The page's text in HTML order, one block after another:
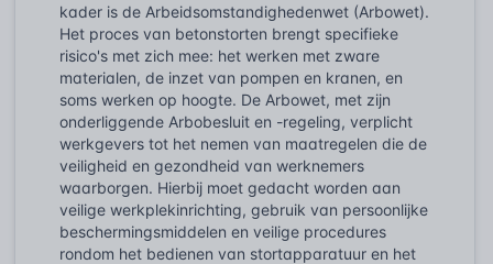
kader is de Arbeidsomstandighedenwet (Arbowet).
Het proces van betonstorten brengt specifieke
risico's met zich mee: het werken met zware
materialen, de inzet van pompen en kranen, en
soms werken op hoogte. De Arbowet, met zijn
onderliggende Arbobesluit en -regeling, verplicht
werkgevers tot het nemen van maatregelen die de
veiligheid en gezondheid van werknemers
waarborgen. Hierbij moet gedacht worden aan
veilige werkplekinrichting, gebruik van persoonlijke
beschermingsmiddelen en veilige procedures
rondom het bedienen van stortapparatuur en het